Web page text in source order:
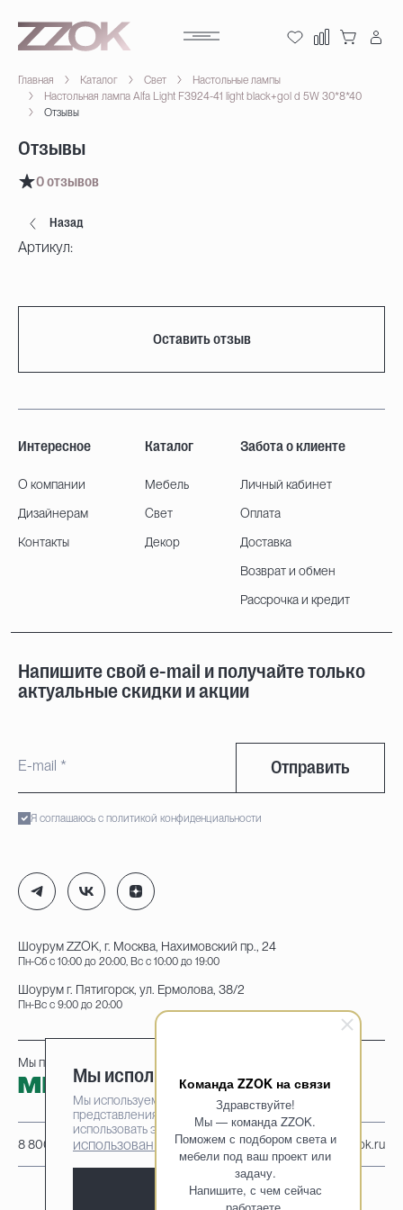
Команда ZZOK на связи
Здравствуйте!
Мы — команда ZZOK.
Поможем с подбором света и
мебели под ваш проект или
задачу.
Напишите, с чем сейчас
Главная Каталог Свет
Настольные лампы
Настольная лампа Alfa Light F3924-41 light black+gol d 5W 30*8*40
Отзывы
Отзывы
0 отзывов
Назад
Артикул:
Оставить отзыв
Интересное
О компании
Дизайнерам
Контакты
Каталог
Мебель
Свет
Декор
Забота о клиенте
Личный кабинет
Оплата
Доставка
Возврат и обмен
Рассрочка и кредит
Напишите свой e-mail и получайте только
актуальные скидки и акции
Отправить
Я соглашаюсь с политикой конфиденциальности
Шоурум ZZOK, г. Москва, Нахимовский пр., 24
Пн-Сб с 10:00 до 20:00, Вс с 10:00 до 19:00
Шоурум г. Пятигорск, ул. Ермолова, 38/2
Пн-Вс с 9:00 до 20:00
8 800 222-95-25 info@zzok.ru
Мы принимаем к оплате:
Мы используем cookie-файлы
Мы используем cookie-файлы для наилучшего
представления нашего сайта. Продолжая
использовать этот сайт, вы соглашаетесь на
использование cookie-файлов
Принять